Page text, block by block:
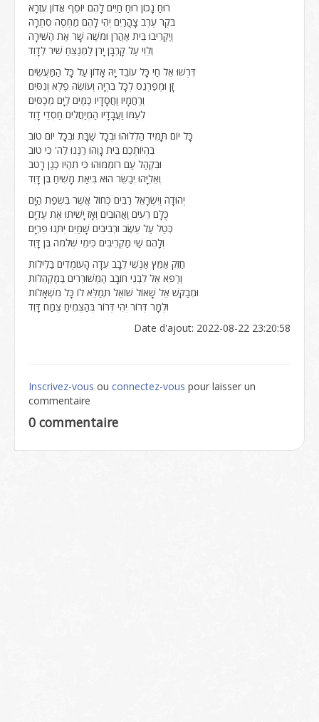
רוּחַ נָכוֹן רוּחַ חַיִּים לָהֶם יוֹסֵף אֲדוֹן עֶזְרָא
בֹּקֶר עֶרֶב צָהֳרַיִם יְהִי לָהֶם מַחְסֶה סִתְרָה
וְיַקְרִיבוּ בֵּית אַהֲרֹן וּמֹשֶׁה שָׁר אֶת הַשִּׁירָה
וְלֵוִי עַל קָרְבָּן יָרֹן לַמְנַצֵּחַ שִׁיר לְדָוִד
דִּרְשׁוּ אֵל חַי כָּל עוֹבֵד יָהּ אָדוֹן עַל כָּל הַמַּעֲשִׂים
זָן וּמְפַרְנֵס לְכָל בִּרְיָה וְעוֹשֵׂה פֶלֶא וְנִסִּים
וְרַחֲמָיו וַחֲסָדָיו כַּמַּיִם לַיָּם מְכַסִּים
לְעַמּוֹ וַעֲבָדָיו הַמְיַחֲלִים חַסְדֵי דָוִד
כָּל יוֹם תָּמִיד הַלְלוּהוּ וּבְכָל שַׁבָּת וּבְכָל יוֹם טוֹב
בִּהְיוֹתְכֶם בֵּית נָוֵהוּ רַנְּנוּ לַה' כִּי טוֹב
וּבִקְהַל עַם רוֹמְמוּהוּ כִּי תִהְיו כְּגַן רָטֹב
וְאֵלִיָּהוּ יְבַשֵּׂר הוּא בִּיאַת מָשִׁיחַ בֶּן דָּוִד
יְהוּדָה וְיִשְׂרָאֵל רַבִּים כְּחוֹל אֲשֶׁר בִּשְׂפַת הַיָּם
כֻּלָּם רֵעִים וַאֲהוּבִים וְאָז יָשִׁיתוּ אֶת עֶדְיָם
כְּטַל עַל עֵשֶׂב וּרְבִיבִים שָׁמַיִם יִתְּנוּ פִרְיָם
וְלָהֶם שַׁי מַקְרִיבִים כִּימֵי שְׁלֹמֹה בֶּן דָּוִד
חַזֵּק אַמֵּץ אַנְשֵׁי לֵבָב עֵדָה הָעוֹמְדִים בַּלֵּילוֹת
וְרַפֵּא אֵל לִבְנֵי חוֹבָב הַמְשׁוֹרְרִים בְּמַקְהֵלוֹת
וּמְבַקֵּשׁ אֵל שָׁאוֹל שׁוֹאֵל תְּמַלֵּא לוֹ כָּל מִשְׁאָלוֹת
וּלְמָר דְּרוֹר יְהִי דְּרוֹר בְּהַצְמִיחַ צֶמַח דָּוִד
Date d'ajout: 2022-08-22 23:20:58
Inscrivez-vous ou connectez-vous pour laisser un
commentaire
0 commentaire